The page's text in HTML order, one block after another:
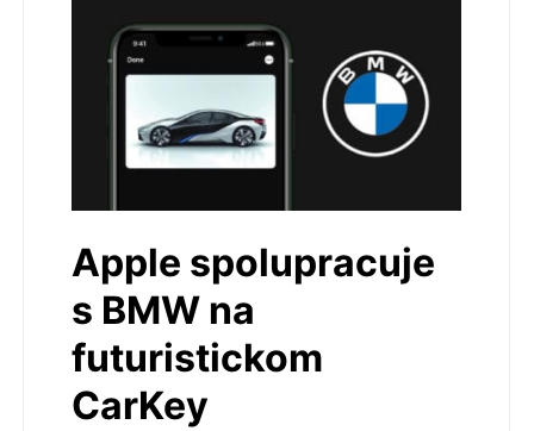
Apple spolupracuje
s BMW na
futuristickom
CarKey